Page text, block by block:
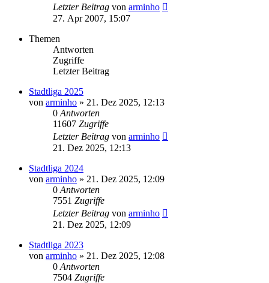
Letzter Beitrag von arminho
27. Apr 2007, 15:07
Themen
Antworten
Zugriffe
Letzter Beitrag
Stadtliga 2025
von arminho » 21. Dez 2025, 12:13
0 Antworten
11607 Zugriffe
Letzter Beitrag von arminho
21. Dez 2025, 12:13
Stadtliga 2024
von arminho » 21. Dez 2025, 12:09
0 Antworten
7551 Zugriffe
Letzter Beitrag von arminho
21. Dez 2025, 12:09
Stadtliga 2023
von arminho » 21. Dez 2025, 12:08
0 Antworten
7504 Zugriffe